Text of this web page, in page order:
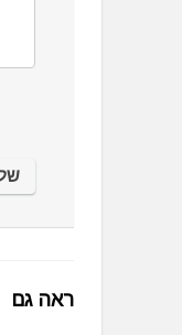
ראה גם